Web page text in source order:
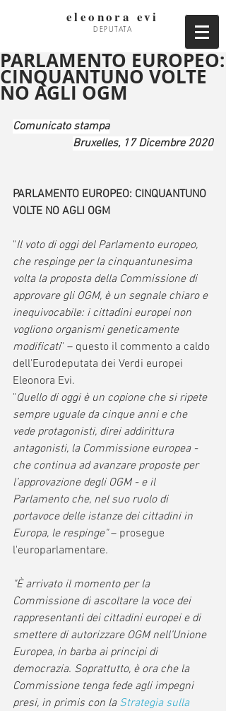
eleonora evi
DEPUTATA
PARLAMENTO EUROPEO:
CINQUANTUNO VOLTE
NO AGLI OGM
Comunicato stampa
Bruxelles, 17 Dicembre 2020
PARLAMENTO EUROPEO: CINQUANTUNO
VOLTE NO AGLI OGM
"Il voto di oggi del Parlamento europeo,
che respinge per la cinquantunesima
volta la proposta della Commissione di
approvare gli OGM, è un segnale chiaro e
inequivocabile: i cittadini europei non
vogliono organismi geneticamente
modificati" – questo il commento a caldo
dell'Eurodeputata dei Verdi europei
Eleonora Evi.
"Quello di oggi è un copione che si ripete
sempre uguale da cinque anni e che
vede protagonisti, direi addirittura
antagonisti, la Commissione europea -
che continua ad avanzare proposte per
l’approvazione degli OGM - e il
Parlamento che, nel suo ruolo di
portavoce delle istanze dei cittadini in
Europa, le respinge" – prosegue
l'europarlamentare.
"È arrivato il momento per la
Commissione di ascoltare la voce dei
rappresentanti dei cittadini europei e di
smettere di autorizzare OGM nell’Unione
Europea, in barba ai principi di
democrazia. Soprattutto, è ora che la
Commissione tenga fede agli impegni
presi, in primis con la Strategia sulla